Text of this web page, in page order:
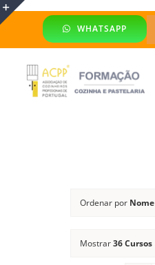
Skip
WHATSAPP
Financiado
Ordenar por Nome
Mostrar36 Cursos